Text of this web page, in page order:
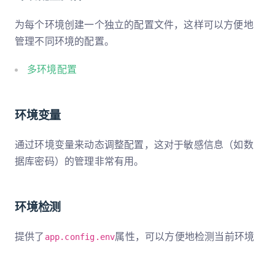
为每个环境创建一个独立的配置文件，这样可以方便地
管理不同环境的配置。
多环境配置
环境变量
通过环境变量来动态调整配置，这对于敏感信息（如数
据库密码）的管理非常有用。
环境检测
提供了 app.config.env属性，可以方便地检测当前环境